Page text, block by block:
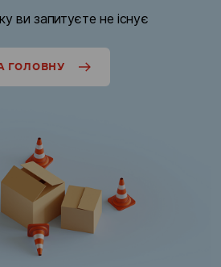
ви запитуєте не існує
ГОЛОВНУ